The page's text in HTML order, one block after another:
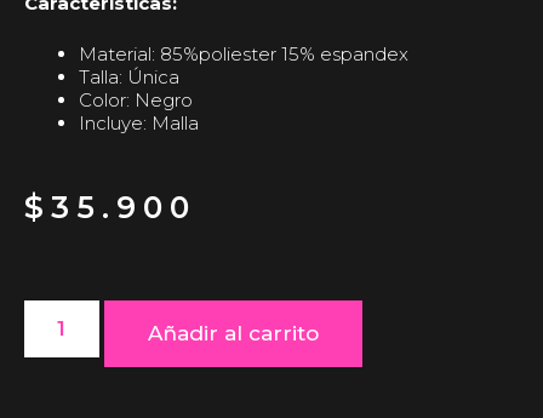
Material: 85%poliester 15% espandex
Talla: Única
Color: Negro
Incluye: Malla
$ 35.900
Añadir al carrito